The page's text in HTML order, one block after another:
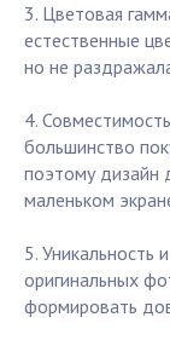
3. Цветовая
естественные
но не
4.
большинство
поэтому дизайн
маленьком
5. Уникальность
оригинальных
формировать